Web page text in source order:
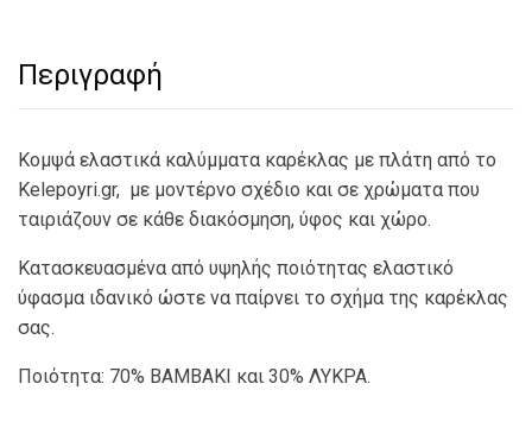
Περιγραφή
Κομψά ελαστικά καλύμματα καρέκλας με πλάτη από το
Kelepoyri.gr, με μοντέρνο σχέδιο και σε χρώματα που
ταιριάζουν σε κάθε διακόσμηση, ύφος και χώρο.
Κατασκευασμένα από υψηλής ποιότητας ελαστικό
ύφασμα ιδανικό ώστε να παίρνει το σχήμα της καρέκλας
σας.
Ποιότητα: 70% ΒΑΜΒΑΚΙ και 30% ΛΥΚΡΑ.